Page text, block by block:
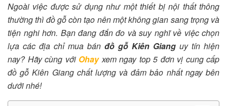
Ngoài việc được sử dụng như một thiết bị nội thất thông
thường thì đồ gỗ còn tạo nên một không gian sang trọng và
tiện nghi hơn. Bạn đang đắn đo và suy nghĩ về việc chọn
lựa các địa chỉ mua bán đồ gỗ Kiên Giang uy tín hiện
nay? Hãy cùng vớiOhay xem ngay top 5 đơn vị cung cấp
đồ gỗ Kiên Giang chất lượng và đảm bảo nhất ngay bên
dưới nhé!